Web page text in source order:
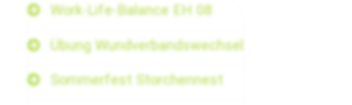
Work-Life-Balance EH 08
Übung Wundverbandswechsel
Sommerfest Storchennest